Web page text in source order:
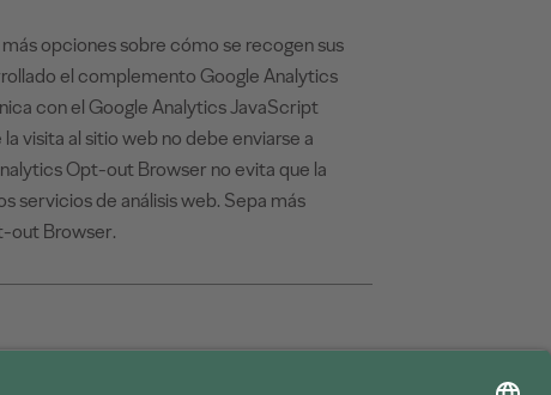
opciones sobre cómo se recogen sus
el complemento Google Analytics
con el Google Analytics JavaScript
visita al sitio web no debe enviarse a
Opt-out Browser no evita que la
servicios de análisis web. Sepa más
out Browser.